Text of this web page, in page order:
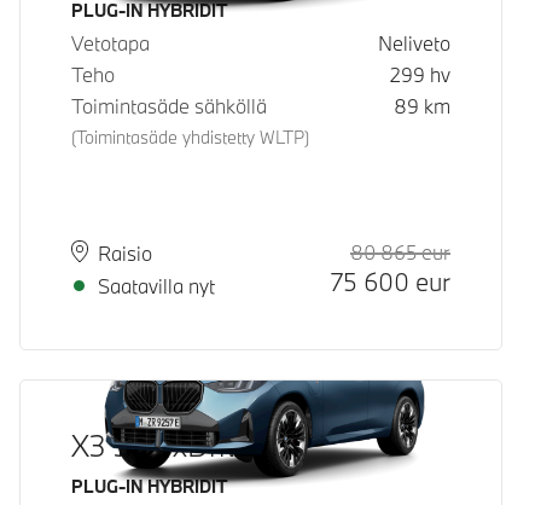
Käyttövoima
PLUG-IN HYBRIDIT
Vetotapa
Neliveto
Teho
299 hv
Toimintasäde sähköllä
(Toimintasäde yhdistetty WLTP)
89 km
Paikkakunta
Raisio
Toimitusaika
Saatavilla nyt
80 865eurHinta
75 600 eur
X3 30e xDrive
Käyttövoima
PLUG-IN HYBRIDIT